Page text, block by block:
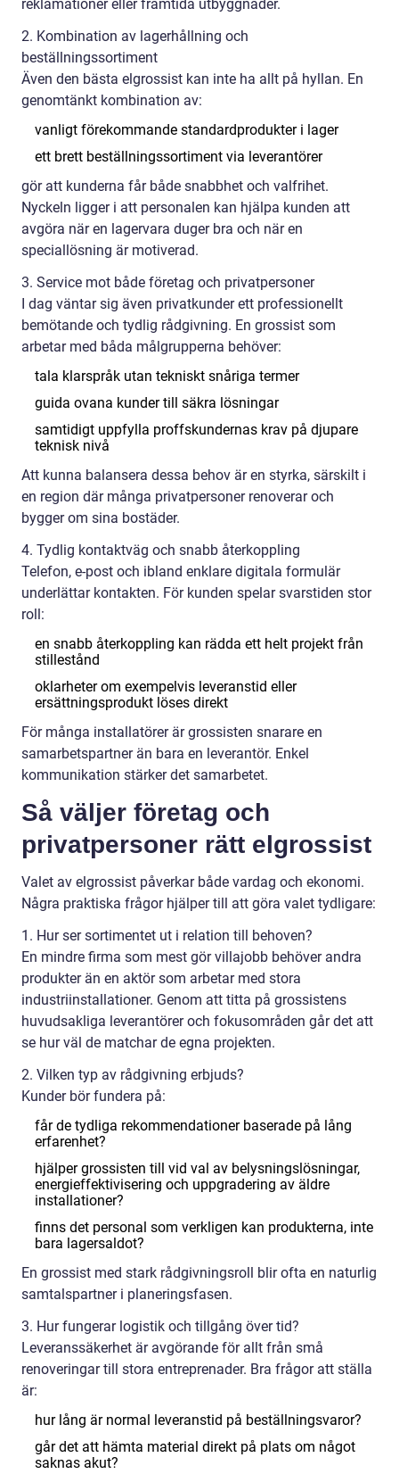
reklamationer eller framtida utbyggnader.
2. Kombination av lagerhållning och
beställningssortiment
Även den bästa elgrossist kan inte ha allt på hyllan. En
genomtänkt kombination av:
vanligt förekommande standardprodukter i lager
ett brett beställningssortiment via leverantörer
gör att kunderna får både snabbhet och valfrihet.
Nyckeln ligger i att personalen kan hjälpa kunden att
avgöra när en lagervara duger bra och när en
speciallösning är motiverad.
3. Service mot både företag och privatpersoner
I dag väntar sig även privatkunder ett professionellt
bemötande och tydlig rådgivning. En grossist som
arbetar med båda målgrupperna behöver:
tala klarspråk utan tekniskt snåriga termer
guida ovana kunder till säkra lösningar
samtidigt uppfylla proffskundernas krav på djupare
teknisk nivå
Att kunna balansera dessa behov är en styrka, särskilt i
en region där många privatpersoner renoverar och
bygger om sina bostäder.
4. Tydlig kontaktväg och snabb återkoppling
Telefon, e-post och ibland enklare digitala formulär
underlättar kontakten. För kunden spelar svarstiden stor
roll:
en snabb återkoppling kan rädda ett helt projekt från
stillestånd
oklarheter om exempelvis leveranstid eller
ersättningsprodukt löses direkt
För många installatörer är grossisten snarare en
samarbetspartner än bara en leverantör. Enkel
kommunikation stärker det samarbetet.
Så väljer företag och
privatpersoner rätt elgrossist
Valet av elgrossist påverkar både vardag och ekonomi.
Några praktiska frågor hjälper till att göra valet tydligare:
1. Hur ser sortimentet ut i relation till behoven?
En mindre firma som mest gör villajobb behöver andra
produkter än en aktör som arbetar med stora
industriinstallationer. Genom att titta på grossistens
huvudsakliga leverantörer och fokusområden går det att
se hur väl de matchar de egna projekten.
2. Vilken typ av rådgivning erbjuds?
Kunder bör fundera på:
får de tydliga rekommendationer baserade på lång
erfarenhet?
hjälper grossisten till vid val av belysningslösningar,
energieffektivisering och uppgradering av äldre
installationer?
finns det personal som verkligen kan produkterna, inte
bara lagersaldot?
En grossist med stark rådgivningsroll blir ofta en naturlig
samtalspartner i planeringsfasen.
3. Hur fungerar logistik och tillgång över tid?
Leveranssäkerhet är avgörande för allt från små
renoveringar till stora entreprenader. Bra frågor att ställa
är:
hur lång är normal leveranstid på beställningsvaror?
går det att hämta material direkt på plats om något
saknas akut?